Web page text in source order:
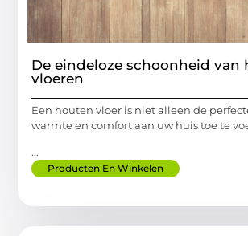
De eindeloze schoonheid van
vloeren
Een houten vloer is niet alleen de
warmte en comfort aan uw huis toe te
...
Producten En Winkelen